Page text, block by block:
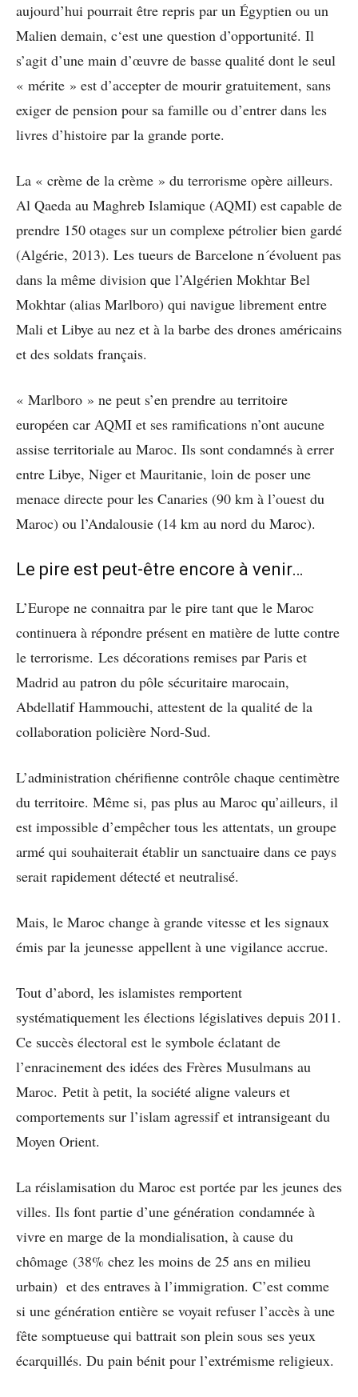
aujourd’hui pourrait être repris par un Égyptien ou un
Malien demain, c‘est une question d’opportunité. Il
s’agit d’une main d’œuvre de basse qualité dont le seul
« mérite » est d’accepter de mourir gratuitement, sans
exiger de pension pour sa famille ou d’entrer dans les
livres d’histoire par la grande porte.
La « crème de la crème » du terrorisme opère ailleurs.
Al Qaeda au Maghreb Islamique (AQMI) est capable de
prendre 150 otages sur un complexe pétrolier bien gardé
(Algérie, 2013). Les tueurs de Barcelone n´évoluent pas
dans la même division que l’Algérien Mokhtar Bel
Mokhtar (alias Marlboro) qui navigue librement entre
Mali et Libye au nez et à la barbe des drones américains
et des soldats français.
« Marlboro » ne peut s’en prendre au territoire
européen car AQMI et ses ramifications n’ont aucune
assise territoriale au Maroc. Ils sont condamnés à errer
entre Libye, Niger et Mauritanie, loin de poser une
menace directe pour les Canaries (90 km à l’ouest du
Maroc) ou l’Andalousie (14 km au nord du Maroc).
Le pire est peut-être encore à venir…
L’Europe ne connaitra par le pire tant que le Maroc
continuera à répondre présent en matière de lutte contre
le terrorisme. Les décorations remises par Paris et
Madrid au patron du pôle sécuritaire marocain,
Abdellatif Hammouchi, attestent de la qualité de la
collaboration policière Nord-Sud.
L’administration chérifienne contrôle chaque centimètre
du territoire. Même si, pas plus au Maroc qu’ailleurs, il
est impossible d’empêcher tous les attentats, un groupe
armé qui souhaiterait établir un sanctuaire dans ce pays
serait rapidement détecté et neutralisé.
Mais, le Maroc change à grande vitesse et les signaux
émis par la jeunesse appellent à une vigilance accrue.
Tout d’abord, les islamistes remportent
systématiquement les élections législatives depuis 2011.
Ce succès électoral est le symbole éclatant de
l’enracinement des idées des Frères Musulmans au
Maroc. Petit à petit, la société aligne valeurs et
comportements sur l’islam agressif et intransigeant du
Moyen Orient.
La réislamisation du Maroc est portée par les jeunes des
villes. Ils font partie d’une génération condamnée à
vivre en marge de la mondialisation, à cause du
chômage (38% chez les moins de 25 ans en milieu
urbain) et des entraves à l’immigration. C’est comme
si une génération entière se voyait refuser l’accès à une
fête somptueuse qui battrait son plein sous ses yeux
écarquillés. Du pain bénit pour l’extrémisme religieux.